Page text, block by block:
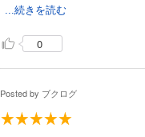
...続きを読む
0
Posted by ブクログ